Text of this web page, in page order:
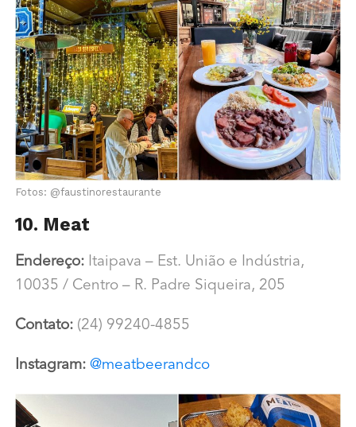
Fotos: @faustinorestaurante
10. Meat
Endereço:Itaipava – Est. União e Indústria,
10035 / Centro – R. Padre Siqueira, 205
Contato:(24) 99240-4855
Instagram: @meatbeerandco